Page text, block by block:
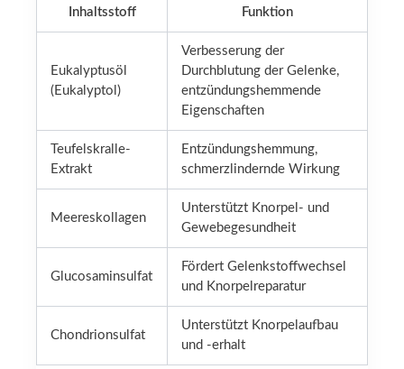
Inhaltsstoff Funktion
Eukalyptusöl
(Eukalyptol)
Verbesserung der
Durchblutung der Gelenke,
entzündungshemmende
Eigenschaften
Teufelskralle-
Extrakt
Entzündungshemmung,
schmerzlindernde Wirkung
Meereskollagen
Unterstützt Knorpel- und
Gewebegesundheit
Glucosaminsulfat
Fördert Gelenkstoffwechsel
und Knorpelreparatur
Chondrionsulfat
Unterstützt Knorpelaufbau
und -erhalt